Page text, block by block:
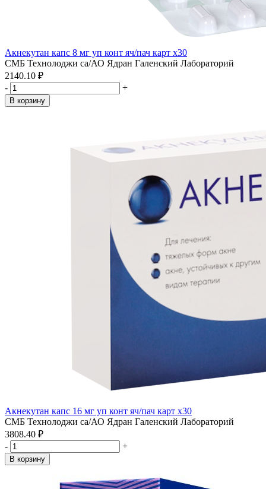
Акнекутан капс 8 мг уп конт яч/пач карт x30
СМБ Технолоджи са/АО Ядран Галенский Лабораторий
2140.10 ₽
-
+
В корзину
Акнекутан капс 16 мг уп конт яч/пач карт x30
СМБ Технолоджи са/АО Ядран Галенский Лабораторий
3808.40 ₽
-
+
В корзину